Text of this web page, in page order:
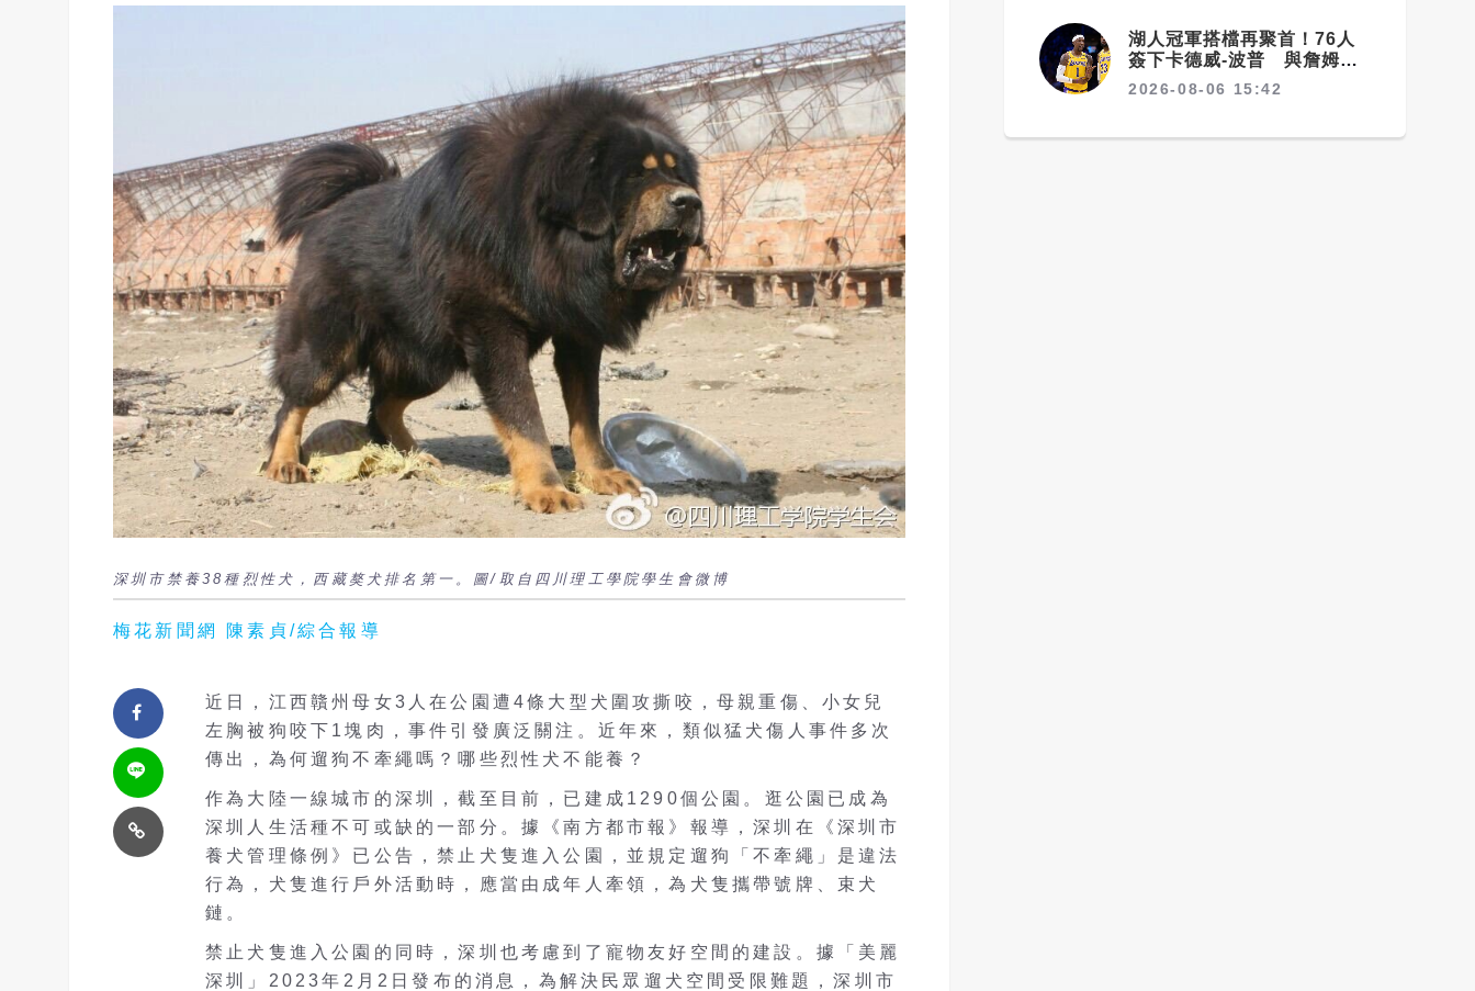
深圳市禁養38種烈性犬，西藏獒犬排名第一。圖/取自四川理工學院學生會微博
梅花新聞網 陳素貞/綜合報導
近日，江西贛州母女3人在公園遭4條大型犬圍攻撕咬，母親重傷、小女兒
左胸被狗咬下1塊肉，事件引發廣泛關注。近年來，類似猛犬傷人事件多次
傳出，為何遛狗不牽繩嗎？哪些烈性犬不能養？
作為大陸一線城市的深圳，截至目前，已建成1290個公園。逛公園已成為
深圳人生活種不可或缺的一部分。據《南方都市報》報導，深圳在《深圳市
養犬管理條例》已公告，禁止犬隻進入公園，並規定遛狗「不牽繩」是違法
行為，犬隻進行戶外活動時，應當由成年人牽領，為犬隻攜帶號牌、束犬
鏈。
禁止犬隻進入公園的同時，深圳也考慮到了寵物友好空間的建設。據「美麗
深圳」2023年2月2日發布的消息，為解決民眾遛犬空間受限難題，深圳市
湖人冠軍搭檔再聚首！76人
簽下卡德威-波普 與詹姆斯
睽違5年重逢
2026-08-06 15:42